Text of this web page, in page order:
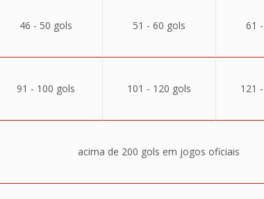
46 - 50 gols 51 - 60 gols 61
91 - 100 gols 101 - 120 gols 121
acima de 200 gols em jogos oficiais